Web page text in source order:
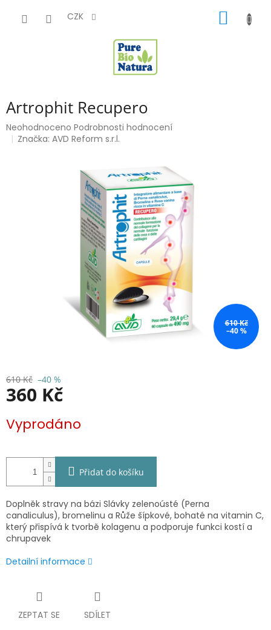
CZK
Artrophit Recupero
Průměrné
hodnocení
Neohodnoceno Podrobnosti hodnocení
Značka:AVD Reform s.r.l.
610 Kč
–40 %
610 Kč –40 %
360 Kč
cena:
Vyprodáno
Přidat do košíku
Doplněk stravy na bázi Slávky zelenoústé (Perna
canaliculus), bromelinu a Růže šípkové, bohaté na vitamin C,
který přispívá k tvorbě kolagenu a podporuje funkci kostí a
chrupavek
Detailní informace
ZEPTAT SE SDÍLET